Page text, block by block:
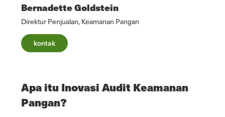
Bernadette Goldstein
Direktur Penjualan, Keamanan Pangan
kontak
Apa itu Inovasi Audit Keamanan
Pangan?